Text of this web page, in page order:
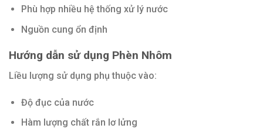
Phù hợp nhiều hệ thống xử lý nước
Nguồn cung ổn định
Hướng dẫn sử dụng Phèn Nhôm
Liều lượng sử dụng phụ thuộc vào:
Độ đục của nước
Hàm lượng chất rắn lơ lửng